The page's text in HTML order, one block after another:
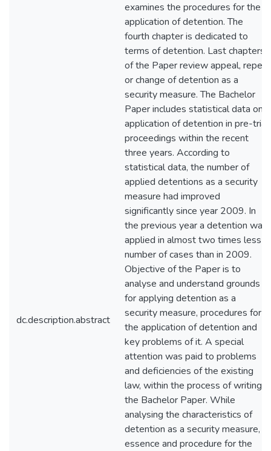
dc.description.abstract
examines the procedures for the
application of detention. The
fourth chapter is dedicated to
terms of detention. Last chapters
of the Paper review appeal, repeal
or change of detention as a
security measure. The Bachelor
Paper includes statistical data on
application of detention in pre-trial
proceedings within the recent
three years. According to
statistical data, the number of
applied detentions as a security
measure had improved
significantly since year 2009. In
the previous year a detention was
applied in almost two times less
number of cases than in 2009.
Objective of the Paper is to
analyse and understand grounds
for applying detention as a
security measure, procedures for
the application of detention and
key problems of it. A special
attention was paid to problems
and deficiencies of the existing
law, within the process of writing
the Bachelor Paper. While
analysing the characteristics of
detention as a security measure,
essence and procedure for the